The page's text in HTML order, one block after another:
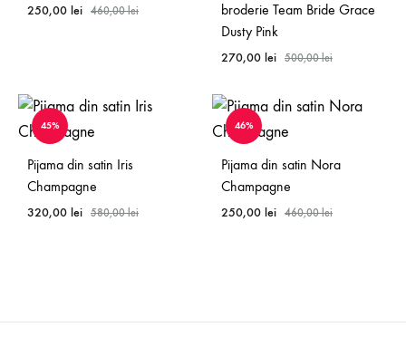
250,00 lei 460,00lei
broderie Team Bride Grace
Dusty Pink
270,00 lei 500,00lei
45%
Pijama din satin Iris
Champagne
320,00 lei 580,00lei
46%
Pijama din satin Nora
Champagne
250,00 lei 460,00lei